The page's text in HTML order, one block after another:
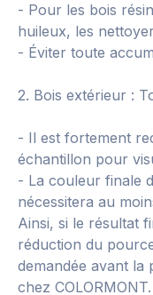
- Pour les bois
huileux, les
- Éviter toute
2. Bois extérieur :
- Il est fortement
échantillon pour
- La couleur finale
nécessitera au
Ainsi, si le résultat
réduction du
demandée avant la
chez COLORMONT.